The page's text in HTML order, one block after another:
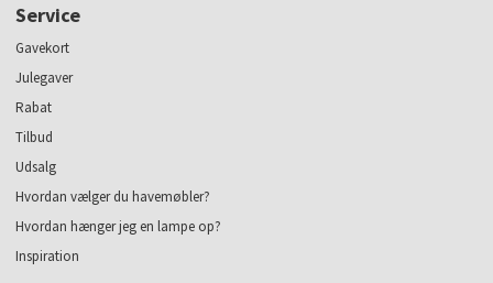
Service
Gavekort
Julegaver
Rabat
Tilbud
Udsalg
Hvordan vælger du havemøbler?
Hvordan hænger jeg en lampe op?
Inspiration